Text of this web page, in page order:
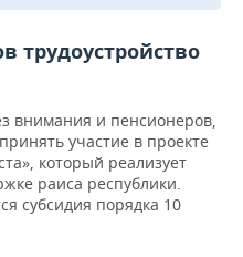
трудоустройство
внимания и пенсионеров,
участие в проекте
который реализует
раиса республики.
субсидия порядка 10